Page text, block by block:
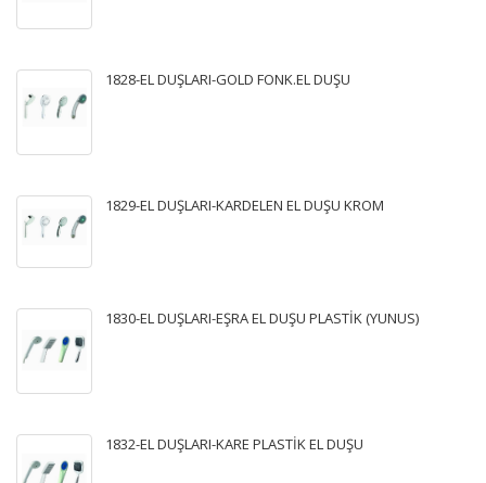
1828-EL DUŞLARI-GOLD FONK.EL DUŞU
1829-EL DUŞLARI-KARDELEN EL DUŞU KROM
1830-EL DUŞLARI-EŞRA EL DUŞU PLASTİK (YUNUS)
1832-EL DUŞLARI-KARE PLASTİK EL DUŞU